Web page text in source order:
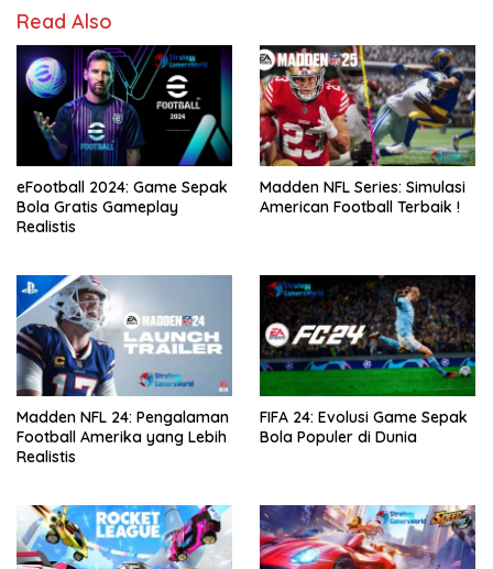
Read Also
eFootball 2024: Game Sepak
Bola Gratis Gameplay
Realistis
Madden NFL Series: Simulasi
American Football Terbaik !
Madden NFL 24: Pengalaman
Football Amerika yang Lebih
Realistis
FIFA 24: Evolusi Game Sepak
Bola Populer di Dunia